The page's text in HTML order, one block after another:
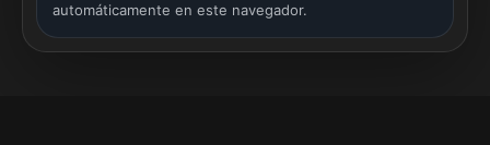
automáticamente en este navegador.